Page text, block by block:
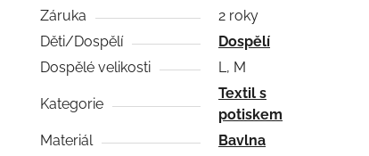
Záruka
2 roky
Děti/Dospělí
Dospělí
Dospělé velikosti
L, M
Kategorie
Textil s
potiskem
Materiál
Bavlna